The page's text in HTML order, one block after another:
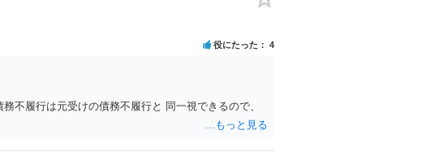
役にたった 4
不履行は元受けの債務不履行と 同一視できるので、